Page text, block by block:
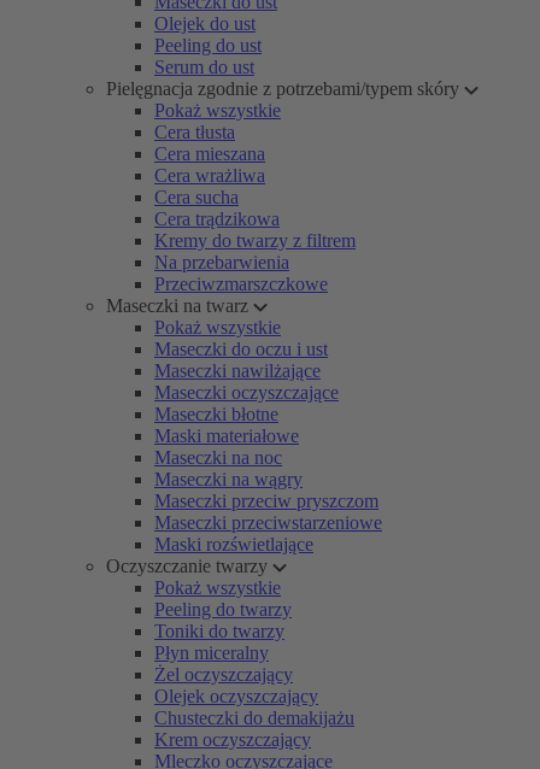
Olejek do ust
Peeling do ust
Serum do ust
Pielęgnacja zgodnie z potrzebami/typem skóry
Pokaż wszystkie
Cera tłusta
Cera mieszana
Cera wrażliwa
Cera sucha
Cera trądzikowa
Kremy do twarzy z filtrem
Na przebarwienia
Przeciwzmarszczkowe
Maseczki na twarz
Pokaż wszystkie
Maseczki do oczu i ust
Maseczki nawilżające
Maseczki oczyszczające
Maseczki błotne
Maski materiałowe
Maseczki na noc
Maseczki na wągry
Maseczki przeciw pryszczom
Maseczki przeciwstarzeniowe
Maski rozświetlające
Oczyszczanie twarzy
Pokaż wszystkie
Peeling do twarzy
Toniki do twarzy
Płyn miceralny
Żel oczyszczający
Olejek oczyszczający
Chusteczki do demakijażu
Krem oczyszczający
Mleczko oczyszczające